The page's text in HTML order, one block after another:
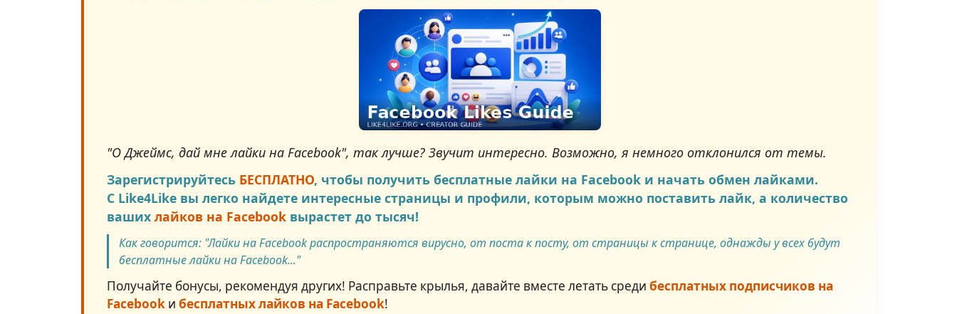
"О Джеймс, дай мне лайки на Facebook", так лучше? Звучит интересно. Возможно, я немного отклонился от темы.
Зарегистрируйтесь БЕСПЛАТНО, чтобы получить бесплатные лайки на Facebook и начать обмен лайками.
С Like4Like вы легко найдете интересные страницы и профили, которым можно поставить лайк, а количество
ваших лайков на Facebook вырастет до тысяч!
Как говорится: "Лайки на Facebook распространяются вирусно, от поста к посту, от страницы к странице, однажды у всех будут
бесплатные лайки на Facebook..."
Получайте бонусы, рекомендуя других! Расправьте крылья, давайте вместе летать среди бесплатных подписчиков на
Facebook и бесплатных лайков на Facebook!